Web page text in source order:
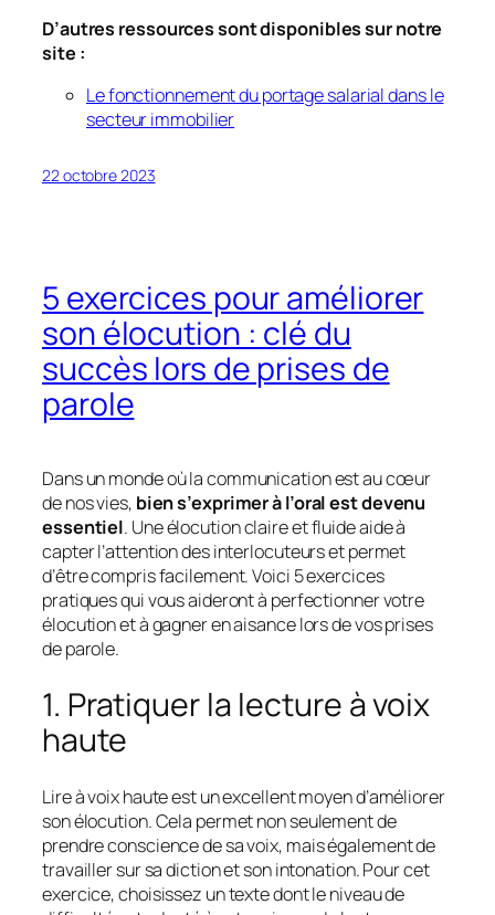
D’autres ressources sont disponibles sur notre
site :
Le fonctionnement du portage salarial dans le
secteur immobilier
22 octobre 2023
5 exercices pour améliorer
son élocution : clé du
succès lors de prises de
parole
Dans un monde où la communication est au cœur
de nos vies, bien s’exprimer à l’oral est devenu
essentiel. Une élocution claire et fluide aide à
capter l’attention des interlocuteurs et permet
d’être compris facilement. Voici 5 exercices
pratiques qui vous aideront à perfectionner votre
élocution et à gagner en aisance lors de vos prises
de parole.
1. Pratiquer la lecture à voix
haute
Lire à voix haute est un excellent moyen d’améliorer
son élocution. Cela permet non seulement de
prendre conscience de sa voix, mais également de
travailler sur sa diction et son intonation. Pour cet
exercice, choisissez un texte dont le niveau de